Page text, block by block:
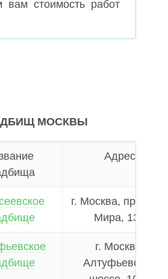
вам стоимость работ
МОСКВЫ
Адрес
г. Москва, проспект
Мира, 132
г. Москва,
Алтуфьевское